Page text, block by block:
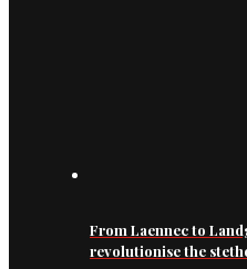
From Laennec to
revolutionise the